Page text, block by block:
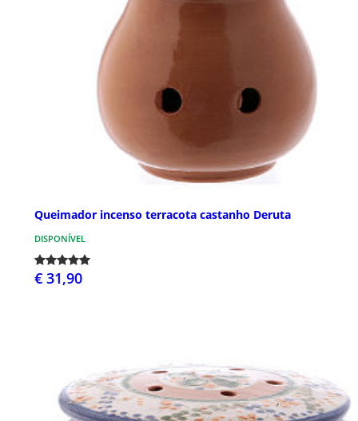
Queimador incenso terracota castanho Deruta
DISPONÍVEL
€ 31,90